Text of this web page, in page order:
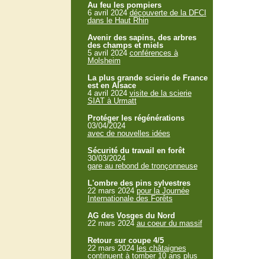
Au feu les pompiers
6 avril 2024 découverte de la DFCI
dans le Haut Rhin
Avenir des sapins, des arbres
des champs et miels
5 avril 2024 conférences à
Molsheim
La plus grande scierie de France
est en Alsace
4 avril 2024 visite de la scierie
SIAT à Urmatt
Protéger les régénérations
03/04/2024
avec de nouvelles idées
Sécurité du travail en forêt
30/03/2024
gare au rebond de tronçonneuse
L'ombre des pins sylvestres
22 mars 2024 pour la Journée
Internationale des Forêts
AG des Vosges du Nord
22 mars 2024 au coeur du massif
Retour sur coupe 4/5
22 mars 2024 les châtaignes
continuent à tomber 10 ans plus